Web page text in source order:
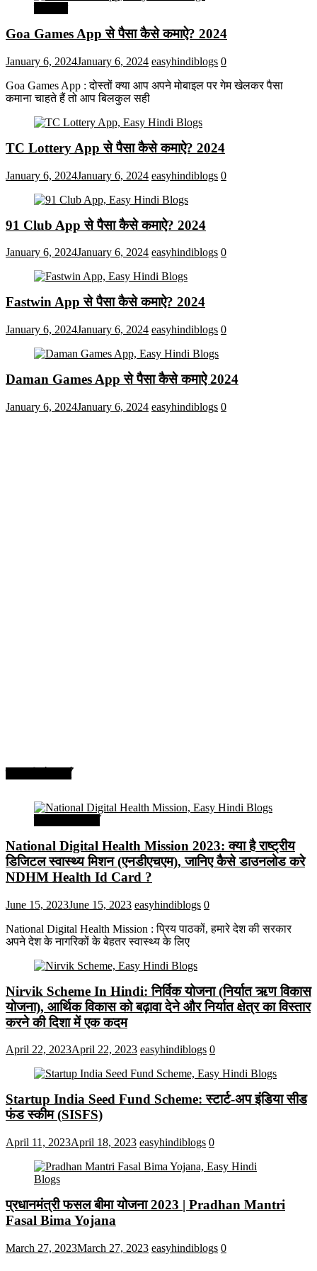
Goa Games App से पैसा कैसे कमाऐ? 2024
January 6, 2024January 6, 2024 easyhindiblogs 0
Goa Games App : दोस्तों क्या आप अपने मोबाइल पर गेम खेलकर पैसा
कमाना चाहते हैं तो आप बिलकुल सही
TC Lottery App से पैसा कैसे कमाऐ? 2024
January 6, 2024January 6, 2024 easyhindiblogs 0
91 Club App से पैसा कैसे कमाऐ? 2024
January 6, 2024January 6, 2024 easyhindiblogs 0
Fastwin App से पैसा कैसे कमाऐ? 2024
January 6, 2024January 6, 2024 easyhindiblogs 0
Daman Games App से पैसा कैसे कमाऐ 2024
January 6, 2024January 6, 2024 easyhindiblogs 0
National Digital Health Mission 2023: क्या है राष्ट्रीय
डिजिटल स्वास्थ्य मिशन (एनडीएचएम), जानिए कैसे डाउनलोड करे
NDHM Health Id Card ?
June 15, 2023June 15, 2023 easyhindiblogs 0
National Digital Health Mission : प्रिय पाठकों, हमारे देश की सरकार
अपने देश के नागरिकों के बेहतर स्वास्थ्य के लिए
Nirvik Scheme In Hindi: निर्विक योजना (निर्यात ऋण विकास
योजना), आर्थिक विकास को बढ़ावा देने और निर्यात क्षेत्र का विस्तार
करने की दिशा में एक कदम
April 22, 2023April 22, 2023 easyhindiblogs 0
Startup India Seed Fund Scheme: स्टार्ट-अप इंडिया सीड
फंड स्कीम (SISFS)
April 11, 2023April 18, 2023 easyhindiblogs 0
प्रधानमंत्री फसल बीमा योजना 2023 | Pradhan Mantri
Fasal Bima Yojana
March 27, 2023March 27, 2023 easyhindiblogs 0